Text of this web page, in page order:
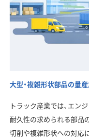
大型・複雑形状部品の量
トラック産業では、エン
耐久性の求められる部品
切削や複雑形状への対応